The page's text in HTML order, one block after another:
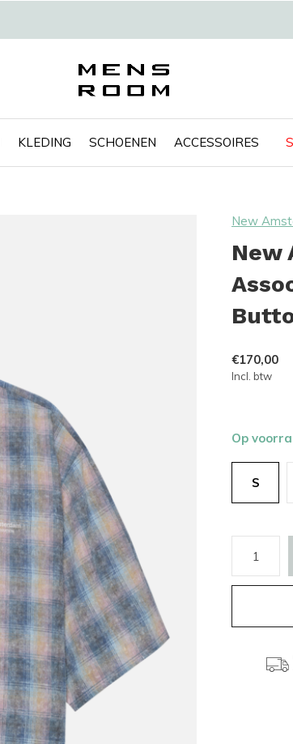
KLEDING SCHOENEN ACCESSOIRES
New
New
€170,00
Incl. btw
Op
S